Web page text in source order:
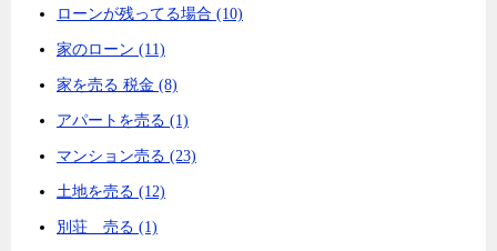
ローンが残ってる場合 (10)
家のローン (11)
家を売る 税金 (8)
アパートを売る (1)
マンション売る (23)
土地を売る (12)
別荘 売る (1)